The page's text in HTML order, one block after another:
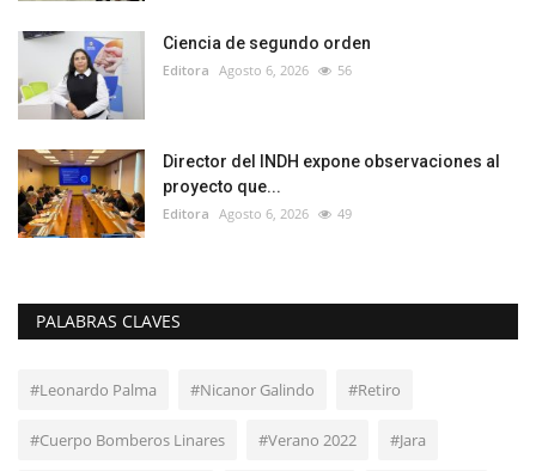
Ciencia de segundo orden
Editora Agosto 6, 2026 56
Director del INDH expone observaciones al
proyecto que...
Editora Agosto 6, 2026 49
PALABRAS CLAVES
#Leonardo Palma #Nicanor Galindo #Retiro
#Cuerpo Bomberos Linares #Verano 2022 #Jara